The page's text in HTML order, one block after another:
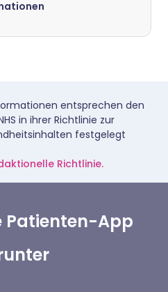
entsprechen den
in ihrer Richtlinie zur
festgelegt
Richtlinie.
Patienten-App